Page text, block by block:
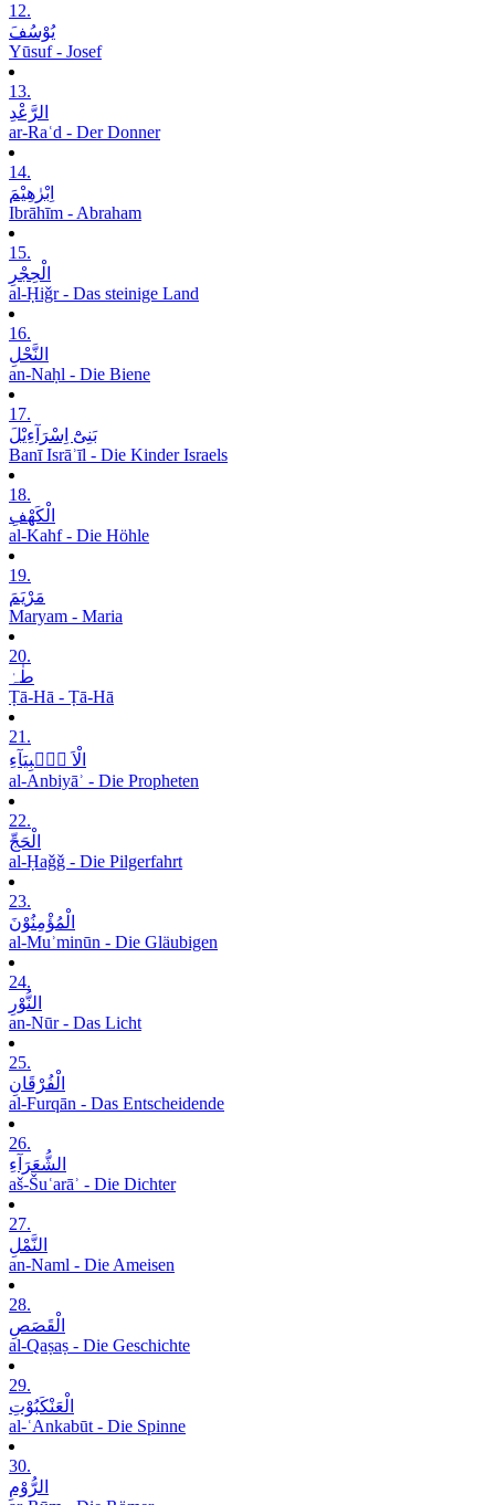
12.
یُوْسُفَ
Yūsuf - Josef
13.
الرَّعْدِ
ar-Raʿd - Der Donner
14.
اِبْرٰھِیْمَ
Ibrāhīm - Abraham
15.
الْحِجْرِ
al-Ḥiǧr - Das steinige Land
16.
النَّحْلِ
an-Naḥl - Die Biene
17.
بَنِیْٓ اِسْرَآءِیْلَ
Banī Isrāʾīl - Die Kinder Israels
18.
الْکَھْفِ
al-Kahf - Die Höhle
19.
مَرْیَمَ
Maryam - Maria
20.
طٰہٰ
Ṭā-Hā - Ṭā-Hā
21.
الْاَ نۡۢبِیَآءِ
al-Anbiyāʾ - Die Propheten
22.
الْحَجِّ
al-Ḥaǧǧ - Die Pilgerfahrt
23.
الْمُؤْمِنُوْنَ
al-Muʾminūn - Die Gläubigen
24.
النُّوْرِ
an-Nūr - Das Licht
25.
الْفُرْقَانِ
al-Furqān - Das Entscheidende
26.
الشُّعَرَآءِ
aš-Šuʿarāʾ - Die Dichter
27.
النَّمْلِ
an-Naml - Die Ameisen
28.
الْقَصَصِ
al-Qaṣaṣ - Die Geschichte
29.
الْعَنْکَبُوْتِ
al-ʿAnkabūt - Die Spinne
30.
الرُّوْمِ